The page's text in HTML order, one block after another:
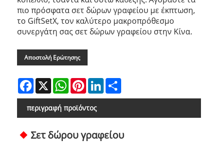
πιο πρόσφατα σετ δώρων γραφείου με έκπτωση,
το GiftSetX, τον καλύτερο μακροπρόθεσμο
συνεργάτη σας σετ δώρων γραφείου στην Κίνα.
Αποστολή Ερώτησης
Facebook
X WhatsAppPinterestLinkedIn
περιγραφή προϊόντος
Σετ δώρου γραφείου